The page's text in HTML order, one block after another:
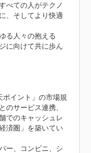
べての人がテクノ
、そしてより快適
る人々の抱える
に向けて共に歩ん
ポイント」の市場規
のサービス連携、
でのキャッシュレ
済圏」を築いてい
ー、コンビニ、シ